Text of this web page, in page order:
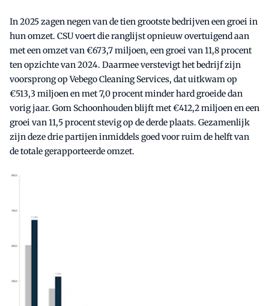
In 2025 zagen negen van de tien grootste bedrijven een groei in
hun omzet. CSU voert die ranglijst opnieuw overtuigend aan
met een omzet van €673,7 miljoen, een groei van 11,8 procent
ten opzichte van 2024. Daarmee verstevigt het bedrijf zijn
voorsprong op Vebego Cleaning Services, dat uitkwam op
€513,3 miljoen en met 7,0 procent minder hard groeide dan
vorig jaar. Gom Schoonhouden blijft met €412,2 miljoen en een
groei van 11,5 procent stevig op de derde plaats. Gezamenlijk
zijn deze drie partijen inmiddels goed voor ruim de helft van
de totale gerapporteerde omzet.